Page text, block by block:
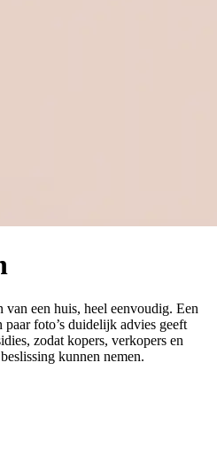
van een huis, heel eenvoudig. Een
foto’s duidelijk advies geeft
zodat kopers, verkopers en
kunnen nemen.